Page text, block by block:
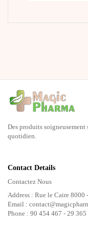
Des produits
quotidien.
Contact Details
Contactez Nous
Address : Rue le Caire 8000
Email :
Phone : 90 454 467 - 29 365